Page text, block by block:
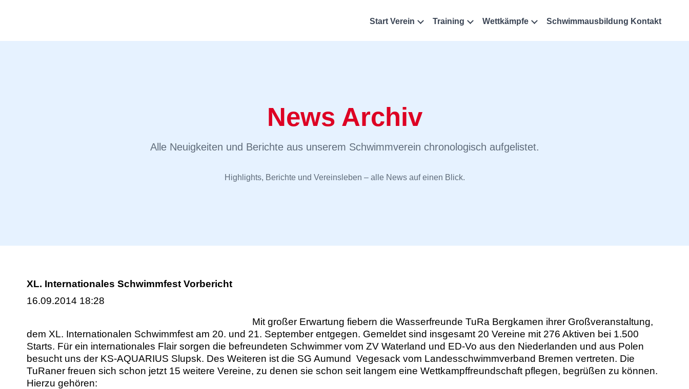
N
i
o
ü
e
n
Navigation überspringen
Start Verein Training Wettkämpfe Schwimmausbildung Kontakt
News Archiv
Alle Neuigkeiten und Berichte aus unserem Schwimmverein chronologisch aufgelistet.
Highlights, Berichte und Vereinsleben – alle News auf einen Blick.
XL. Internationales Schwimmfest Vorbericht
16.09.2014 18:28
Mit großer Erwartung fiebern die Wasserfreunde TuRa Bergkamen ihrer Großveranstaltung,
dem XL. Internationalen Schwimmfest am 20. und 21. September entgegen. Gemeldet sind insgesamt 20 Vereine mit 276 Aktiven bei 1.500
Starts. Für ein internationales Flair sorgen die befreundeten Schwimmer vom ZV Waterland und ED-Vo aus den Niederlanden und aus Polen
besucht uns der KS-AQUARIUS Slupsk. Des Weiteren ist die SG Aumund  Vegesack vom Landesschwimmverband Bremen vertreten. Die
TuRaner freuen sich schon jetzt 15 weitere Vereine, zu denen sie schon seit langem eine Wettkampffreundschaft pflegen, begrüßen zu können.
Hierzu gehören: